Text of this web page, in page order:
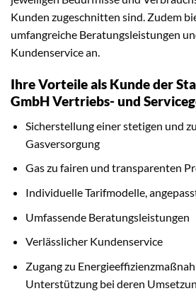
Kunden zugeschnitten sind. Zudem
umfangreiche Beratungsleistungen
Kundenservice an.
Ihre Vorteile als Kunde der
GmbH Vertriebs- und
Sicherstellung einer stetigen und
Gasversorgung
Gas zu fairen und transparenten
Individuelle Tarifmodelle,
Umfassende Beratungsleistungen
Verlässlicher Kundenservice
Zugang zu
Unterstützung bei deren